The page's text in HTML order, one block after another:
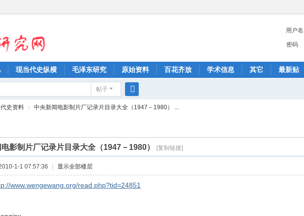
用户名
密码
现当代史纵横 毛泽东研究 原始资料 百花齐放 学术信息 其它 最新贴
帖子
搜
史资料 › 中央新闻电影制片厂记录片目录大全（1947－1980） ...
影制片厂记录片目录大全（1947－1980） [复制链接]
1-1 07:57:36 显示全部楼层
www.wengewang.org/read.php?tid=24851